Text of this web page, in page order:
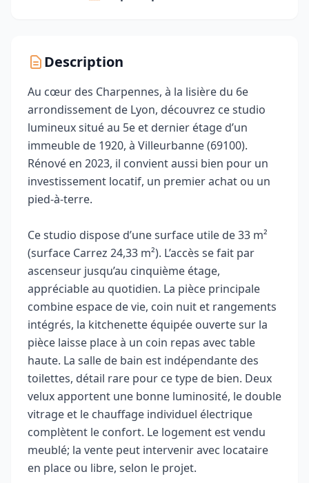
Description
Au cœur des Charpennes, à la lisière du 6e
arrondissement de Lyon, découvrez ce studio
lumineux situé au 5e et dernier étage d’un
immeuble de 1920, à Villeurbanne (69100).
Rénové en 2023, il convient aussi bien pour un
investissement locatif, un premier achat ou un
pied-à-terre.
Ce studio dispose d’une surface utile de 33 m²
(surface Carrez 24,33 m²). L’accès se fait par
ascenseur jusqu’au cinquième étage,
appréciable au quotidien. La pièce principale
combine espace de vie, coin nuit et rangements
intégrés, la kitchenette équipée ouverte sur la
pièce laisse place à un coin repas avec table
haute. La salle de bain est indépendante des
toilettes, détail rare pour ce type de bien. Deux
velux apportent une bonne luminosité, le double
vitrage et le chauffage individuel électrique
complètent le confort. Le logement est vendu
meublé; la vente peut intervenir avec locataire
en place ou libre, selon le projet.